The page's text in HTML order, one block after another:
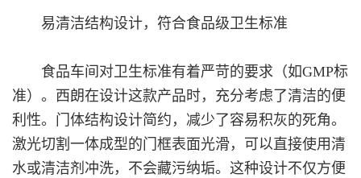
易清洁结构设计，符合食品级卫生标准
食品车间对卫生标准有着严苛的要求（如GMP标
准）。西朗在设计这款产品时，充分考虑了清洁的便
利性。门体结构设计简约，减少了容易积灰的死角。
激光切割一体成型的门框表面光滑，可以直接使用清
水或清洁剂冲洗，不会藏污纳垢。这种设计不仅方便